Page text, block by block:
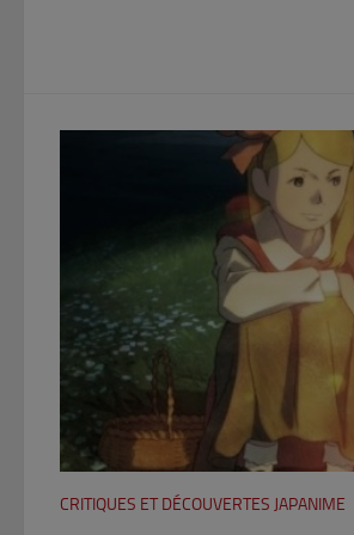
CRITIQUES ET DÉCOUVERTES JAPANIME